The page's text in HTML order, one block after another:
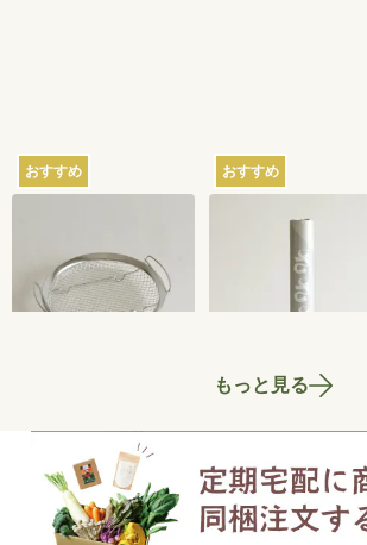
おすすめ
2,750
おすすめ
さささの和晒（わざ
らし）ロール ミシ
もっと見る